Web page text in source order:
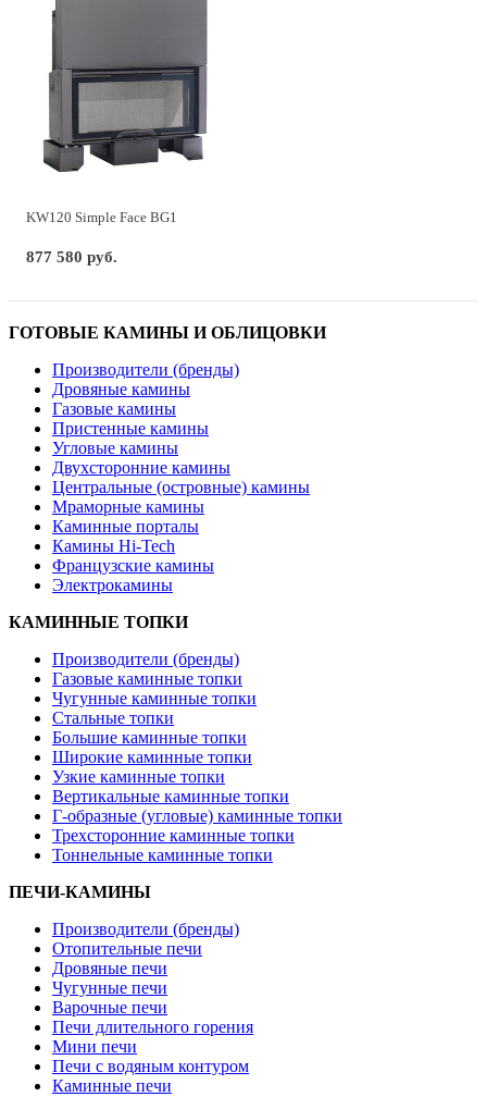
KW120 Simple Face BG1
877 580 руб.
ГОТОВЫЕ КАМИНЫ И ОБЛИЦОВКИ
Производители (бренды)
Дровяные камины
Газовые камины
Пристенные камины
Угловые камины
Двухсторонние камины
Центральные (островные) камины
Мраморные камины
Каминные порталы
Камины Hi-Tech
Французские камины
Электрокамины
КАМИННЫЕ ТОПКИ
Производители (бренды)
Газовые каминные топки
Чугунные каминные топки
Стальные топки
Большие каминные топки
Широкие каминные топки
Узкие каминные топки
Вертикальные каминные топки
Г-образные (угловые) каминные топки
Трехсторонние каминные топки
Тоннельные каминные топки
ПЕЧИ-КАМИНЫ
Производители (бренды)
Отопительные печи
Дровяные печи
Чугунные печи
Варочные печи
Печи длительного горения
Мини печи
Печи с водяным контуром
Каминные печи